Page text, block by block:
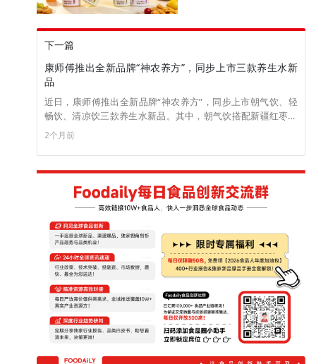
下一篇
康师傅推出全新品牌“神农养方”，同步上市三款养生水新
品
近日，康师傅推出全新品牌“神农养方”，同步上市朝气饮、轻
畅饮、清凉饮三款养生水新品。其中，朝气饮搭配新疆红枣、
桂圆、黄芪、枸杞与红参，经120分钟慢熬煮萃取食材风味与营
取工艺还原玉米醇正香气，并融合贵州兴仁薏米与优质白茅
根，口感清爽；清凉饮选用桐乡杭白菊（每瓶9朵以上）、宁夏
枸杞与仙草，经仿养生壶吊篮萃取工艺与秒级灭菌工艺保留食
材本味与营养成分。 目前，三款新品已上线康师傅饮品京东自
营旗舰店，售价均为500ml×15瓶/65元。（来源：食品板）
2个月前